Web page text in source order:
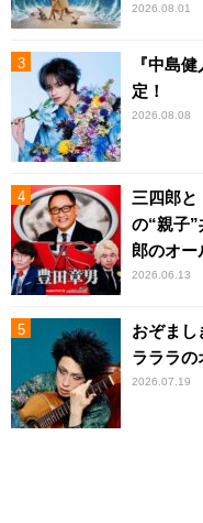
2026.08.01
『中島
定！
2026.08.08
三四郎と
の“親子
郎のオー
2026.06.13
おぞまし
ラララの
2026.07.19